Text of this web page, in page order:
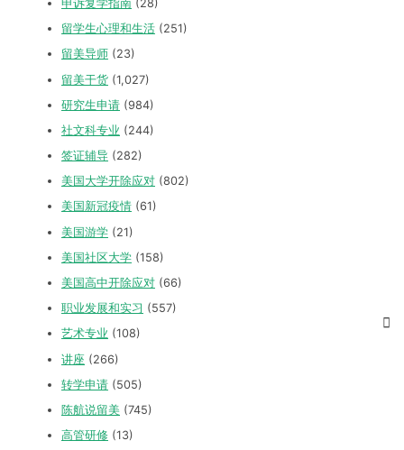
申诉复学指南 (28)
留学生心理和生活 (251)
留美导师 (23)
留美干货 (1,027)
研究生申请 (984)
社文科专业 (244)
签证辅导 (282)
美国大学开除应对 (802)
美国新冠疫情 (61)
美国游学 (21)
美国社区大学 (158)
美国高中开除应对 (66)
职业发展和实习 (557)
艺术专业 (108)
讲座 (266)
转学申请 (505)
陈航说留美 (745)
高管研修 (13)